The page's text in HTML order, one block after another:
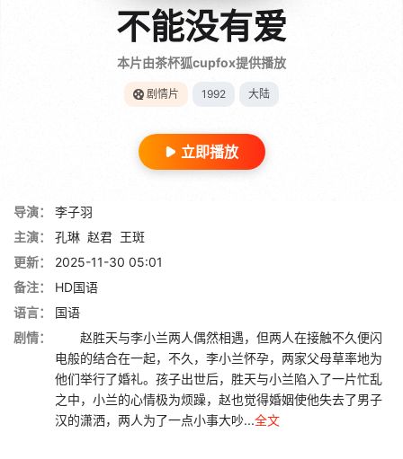
不能没有爱
本片由茶杯狐cupfox提供播放
剧情片 1992 大陆
立即播放
导演：
李子羽
主演：
孔琳 赵君 王斑
更新：
2025-11-30 05:01
备注：
HD国语
语言：
国语
剧情：
赵胜天与李小兰两人偶然相遇，但两人在接触不久便闪
电般的结合在一起，不久，李小兰怀孕，两家父母草率地为
他们举行了婚礼。孩子出世后，胜天与小兰陷入了一片忙乱
之中，小兰的心情极为烦躁，赵也觉得婚姻使他失去了男子
汉的潇洒，两人为了一点小事大吵...全文